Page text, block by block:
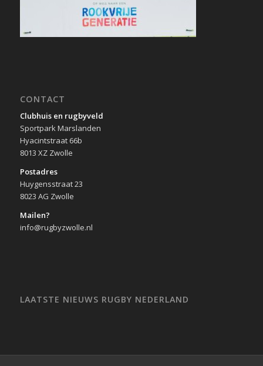
CONTACT
Clubhuis en rugbyveld
Sportpark Marslanden
Hyacintstraat 66b
8013 XZ Zwolle
Postadres
Huygensstraat 23
8023 AG Zwolle
Mailen?
info@rugbyzwolle.nl
LAATSTE NIEUWS RUGBY NEDERLAND